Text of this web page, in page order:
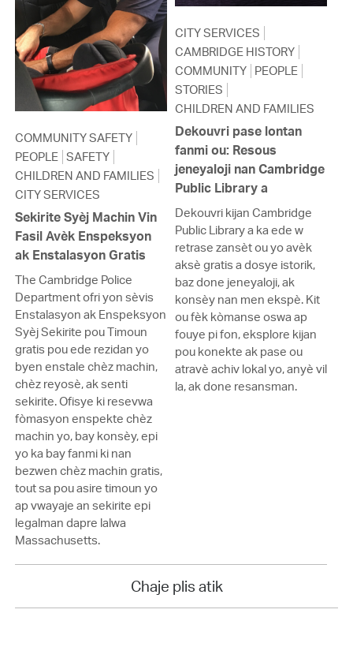
COMMUNITY SAFETY
PEOPLE SAFETY
CHILDREN AND FAMILIES
CITY SERVICES
Sekirite Syèj Machin Vin
Fasil Avèk Enspeksyon
ak Enstalasyon Gratis
The Cambridge Police
Department ofri yon sèvis
Enstalasyon ak Enspeksyon
Syèj Sekirite pou Timoun
gratis pou ede rezidan yo
byen enstale chèz machin,
chèz reyosè, ak senti
sekirite. Ofisye ki resevwa
fòmasyon enspekte chèz
machin yo, bay konsèy, epi
yo ka bay fanmi ki nan
bezwen chèz machin gratis,
tout sa pou asire timoun yo
ap vwayaje an sekirite epi
legalman dapre lalwa
Massachusetts.
CITY SERVICES
CAMBRIDGE HISTORY
COMMUNITY PEOPLE
STORIES
CHILDREN AND FAMILIES
Dekouvri pase lontan
fanmi ou: Resous
jeneyaloji nan Cambridge
Public Library a
Dekouvri kijan Cambridge
Public Library a ka ede w
retrase zansèt ou yo avèk
aksè gratis a dosye istorik,
baz done jeneyaloji, ak
konsèy nan men ekspè. Kit
ou fèk kòmanse oswa ap
fouye pi fon, eksplore kijan
pou konekte ak pase ou
atravè achiv lokal yo, anyè vil
la, ak done resansman.
Chaje plis atik